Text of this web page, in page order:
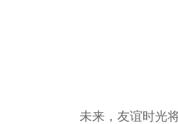
未来，友谊时光